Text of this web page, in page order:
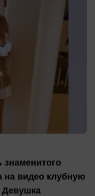
на видео клубную
Девушка